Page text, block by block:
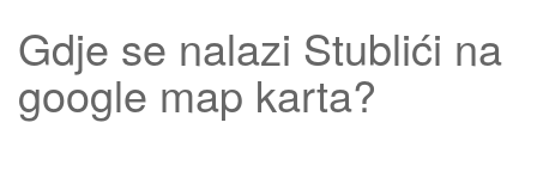
Gdje se nalazi Stublići na
google map karta?